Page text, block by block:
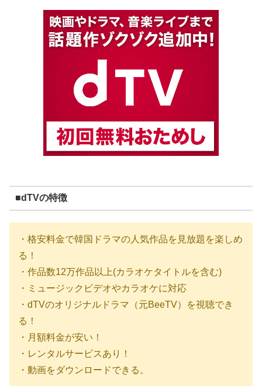
■dTVの特徴
・格安料金で韓国ドラマの人気作品を見放題を楽しめ
る！
・作品数12万作品以上(カラオケタイトルを含む)
・ミュージックビデオやカラオケに対応
・dTVのオリジナルドラマ（元BeeTV）を視聴でき
る！
・月額料金が安い！
・レンタルサービスあり！
・動画をダウンロードできる。